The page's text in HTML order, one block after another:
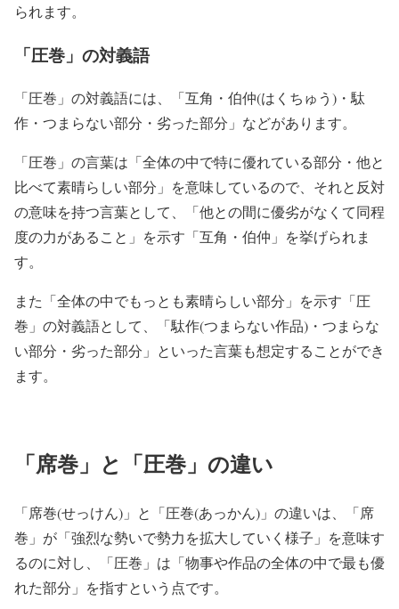
られます。
「圧巻」の対義語
「圧巻」 の対義語には、
「互角・伯仲(はくちゅう)・駄
作・つまらない部分・劣った部分」 などがあります。
「圧巻」 の言葉は 「全体の中で特に優れている部分・他と
比べて素晴らしい部分」 を意味しているので、それと反対
の意味を持つ言葉として、
「他との間に優劣がなくて同程
度の力があること」 を示す 「互角・伯仲」 を挙げられま
す。
また 「全体の中でもっとも素晴らしい部分」 を示す 「圧
巻」 の対義語として、
「駄作(つまらない作品)・つまらな
い部分・劣った部分」 といった言葉も想定することができ
ます。
「席巻」と「圧巻」の違い
「席巻(せっけん)」と「圧巻(あっかん)」の違いは、「席
巻」が「強烈な勢いで勢力を拡大していく様子」を意味す
るのに対し、「圧巻」は「物事や作品の全体の中で最も優
れた部分」を指すという点です。